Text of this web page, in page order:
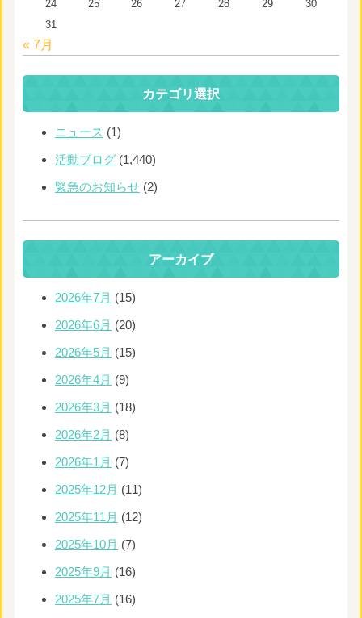
24
25 26 27 28 29
30
31
« 7月
カテゴリ選択
ニュース (1)
活動ブログ (1,440)
緊急のお知らせ (2)
アーカイブ
2026年7月 (15)
2026年6月 (20)
2026年5月 (15)
2026年4月 (9)
2026年3月 (18)
2026年2月 (8)
2026年1月 (7)
2025年12月 (11)
2025年11月 (12)
2025年10月 (7)
2025年9月 (16)
2025年7月 (16)